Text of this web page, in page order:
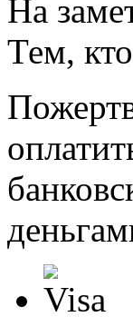
На
Тем,